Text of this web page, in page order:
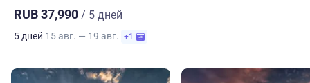
RUB 37,990 / 5 дней
5 дней 15 авг. — 19 авг. +1